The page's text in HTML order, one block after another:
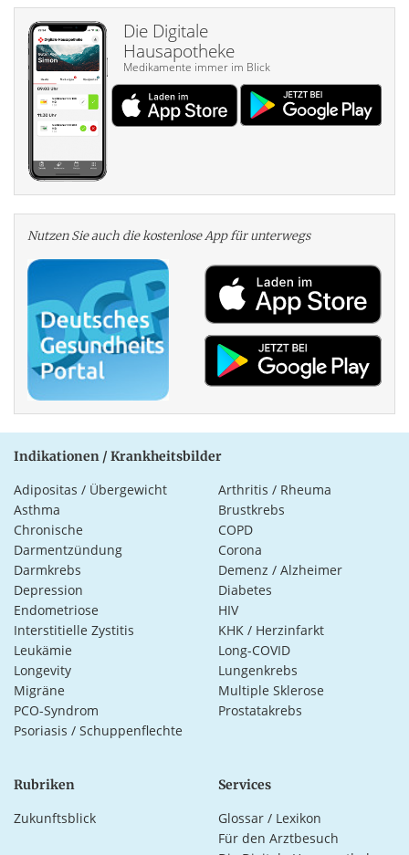
Die Digitale
Hausapotheke
Medikamente immer im Blick
Nutzen Sie auch die kosten­lose App für unterwegs
Indikationen / Krankheitsbilder
Adipositas / Übergewicht
Arthritis / Rheuma
Asthma
Brustkrebs
Chronische
Darmentzündung
COPD
Corona
Darmkrebs
Demenz / Alzheimer
Depression
Diabetes
Endometriose
HIV
Interstitielle Zystitis
KHK / Herzinfarkt
Leukämie
Long-COVID
Longevity
Lungenkrebs
Migräne
Multiple Sklerose
PCO-Syndrom
Prostatakrebs
Psoriasis / Schuppenflechte
Rubriken
Zukunftsblick
Services
Glossar / Lexikon
Für den Arztbesuch